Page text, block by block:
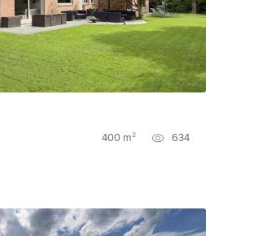
400 m² 634